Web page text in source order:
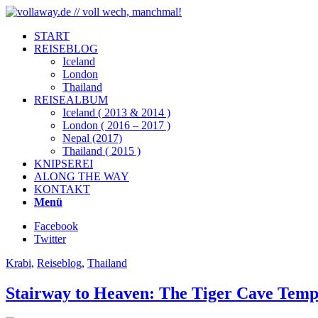
START
REISEBLOG
Iceland
London
Thailand
REISEALBUM
Iceland ( 2013 & 2014 )
London ( 2016 – 2017 )
Nepal (2017)
Thailand ( 2015 )
KNIPSEREI
ALONG THE WAY
KONTAKT
Menü
Facebook
Twitter
Krabi, Reiseblog, Thailand
Stairway to Heaven: The Tiger Cave